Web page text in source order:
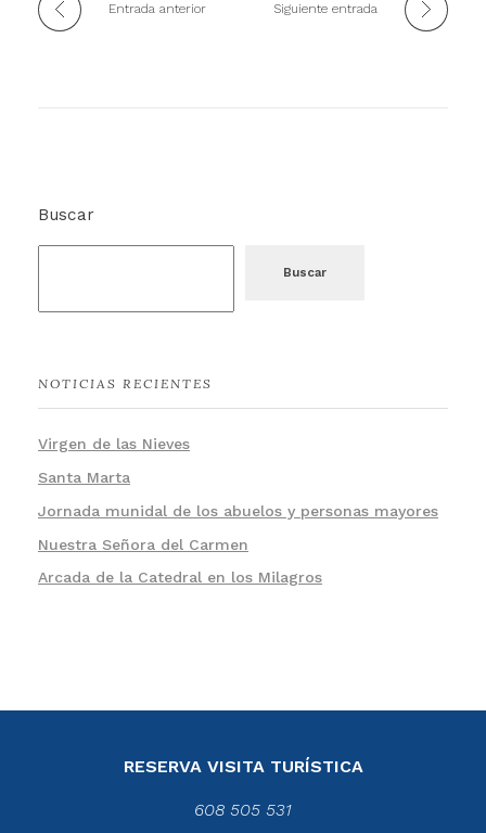
Entrada anterior Siguiente entrada
Buscar
Buscar
NOTICIAS RECIENTES
Virgen de las Nieves
Santa Marta
Jornada munidal de los abuelos y personas mayores
Nuestra Señora del Carmen
Arcada de la Catedral en los Milagros
RESERVA VISITA TURÍSTICA
608 505 531